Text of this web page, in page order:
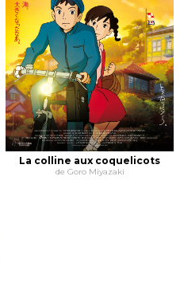
La colline aux coquelicots
de Goro Miyazaki